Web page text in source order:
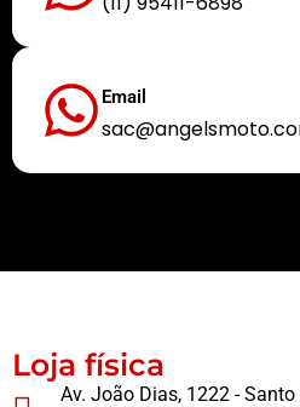
Email
Loja física
Av. João Dias, 1222 - Santo